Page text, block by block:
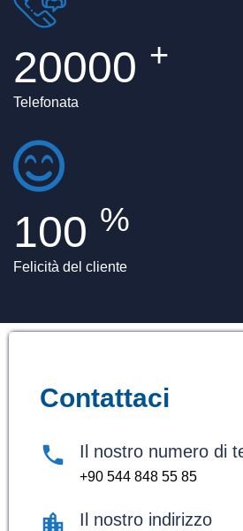
20000 +
Telefonata
100 %
Felicità del cliente
Contattaci
Il nostro numero di
+90 544 848 55 85
Il nostro indirizzo